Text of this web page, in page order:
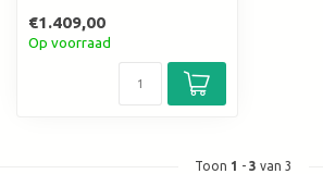
bodypa...
€1.409,00
Op voorraad
Toon 1 - 3 van 3